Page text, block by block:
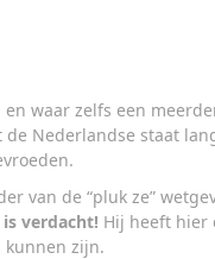
waar zelfs een
Nederlandse staat
van de “pluk ze”
verdacht! Hij heeft hier
kunnen zijn.